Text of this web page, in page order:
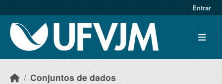
Entrar
Conjuntos de dados